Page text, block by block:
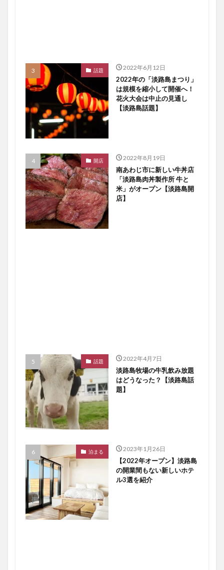
話題 2022年6月12日
2022年の「淡路島まつり」
は規模を縮小して開催へ！
花火大会は中止の見通し
【淡路島話題】
開店 2022年8月19日
南あわじ市に新しい牛丼店
「淡路島肉丼製作所 牛と
米」がオープン【淡路島開
店】
話題 2022年4月7日
淡路島牧場の牛乳飲み放題
はどうなった？【淡路島話
題】
泊まる 2023年1月26日
【2022年オープン】淡路島
の開業間もない新しいホテ
ル3選を紹介